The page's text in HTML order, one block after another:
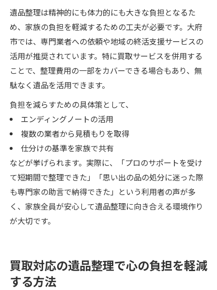
遺品整理は精神的にも体力的にも大きな負担となるた
め、家族の負担を軽減するための工夫が必要です。大府
市では、専門業者への依頼や地域の終活支援サービスの
活用が推奨されています。特に買取サービスを併用する
ことで、整理費用の一部をカバーできる場合もあり、無
駄なく遺品を活用できます。
負担を減らすための具体策として、
エンディングノートの活用
複数の業者から見積もりを取得
仕分けの基準を家族で共有
などが挙げられます。実際に、「プロのサポートを受け
て短期間で整理できた」「思い出の品の処分に迷った際
も専門家の助言で納得できた」という利用者の声が多
く、家族全員が安心して遺品整理に向き合える環境作り
が大切です。
買取対応の遺品整理で心の負担を軽減
する方法